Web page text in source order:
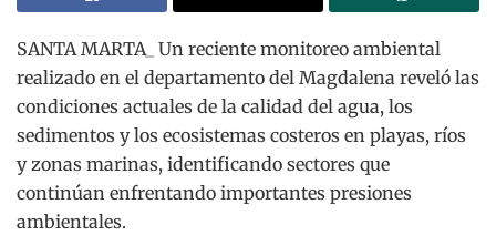
SANTA MARTA_ Un reciente monitoreo ambiental
realizado en el departamento del Magdalena reveló las
condiciones actuales de la calidad del agua, los
sedimentos y los ecosistemas costeros en playas, ríos
y zonas marinas, identificando sectores que
continúan enfrentando importantes presiones
ambientales.